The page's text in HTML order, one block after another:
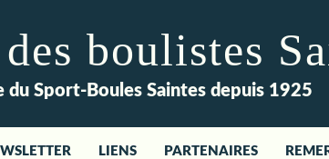
boulistes
du Sport-Boules Saintes depuis 1925
LIENS PARTENAIRES